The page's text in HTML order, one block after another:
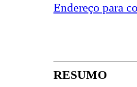
Endereço para
RESUMO